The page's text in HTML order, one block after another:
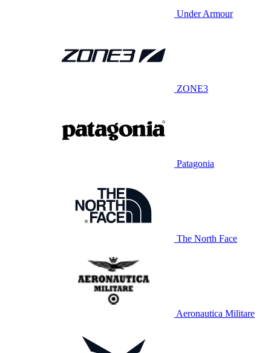
Under Armour
ZONE3
Patagonia
The North Face
Aeronautica Militare